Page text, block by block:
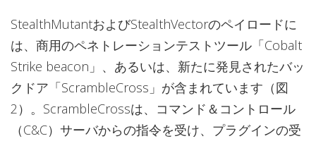
StealthMutantおよびStealthVectorのペイロードに
は、商用のペネトレーションテストツール「Cobalt
Strike beacon」、あるいは、新たに発見されたバッ
クドア「ScrambleCross」が含まれています（図
2）。ScrambleCrossは、コマンド＆コントロール
（C&C）サーバからの指令を受け、プラグインの受